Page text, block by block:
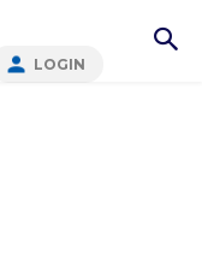
LOGIN